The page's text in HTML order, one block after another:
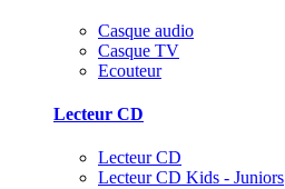
Casque audio
Casque TV
Ecouteur
Lecteur CD
Lecteur CD
Lecteur CD Kids - Juniors